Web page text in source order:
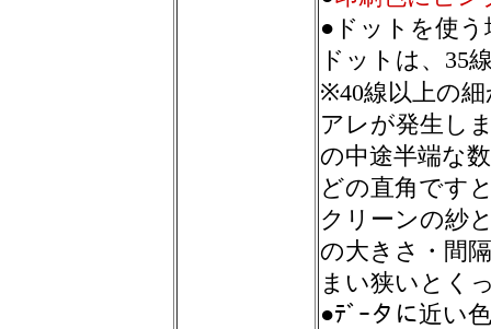
●ドットを使
ドットは、35
※40線以上の
アレが発生し
の中途半端な
どの直角です
クリーンの紗
の大きさ・間
まい狭いとく
●ﾃﾞｰタに近い